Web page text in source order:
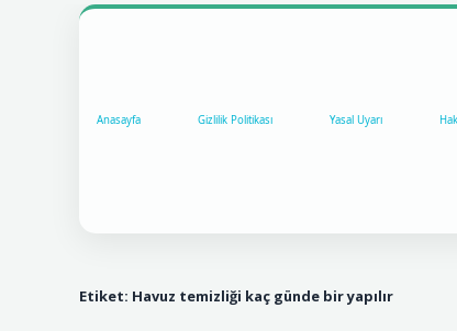
Anasayfa Gizlilik Politikası Yasal Uyarı
Etiket: Havuz temizliği kaç günde bir yapılır